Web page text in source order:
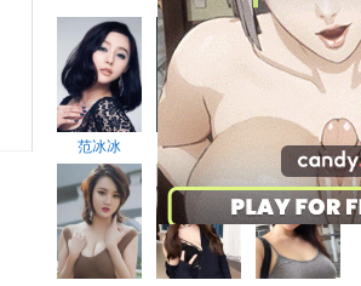
范冰冰 糖果儿 夏妍baby